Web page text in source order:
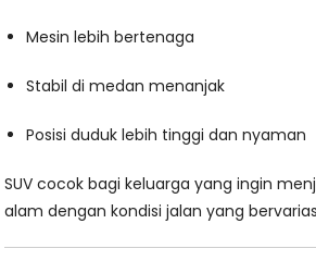
Mesin lebih bertenaga
Stabil di medan menanjak
Posisi duduk lebih tinggi dan nyaman
SUV cocok bagi keluarga yang ingin
alam dengan kondisi jalan yang